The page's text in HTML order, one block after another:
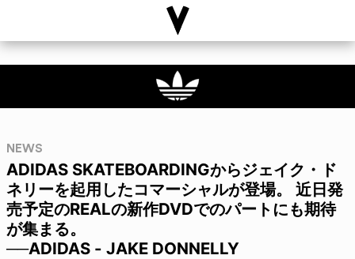
NEWS
ADIDAS SKATEBOARDINGからジェイク・ド
ネリーを起用したコマーシャルが登場。 近日発
売予定のREALの新作DVDでのパートにも期待
が集まる。
──ADIDAS - JAKE DONNELLY